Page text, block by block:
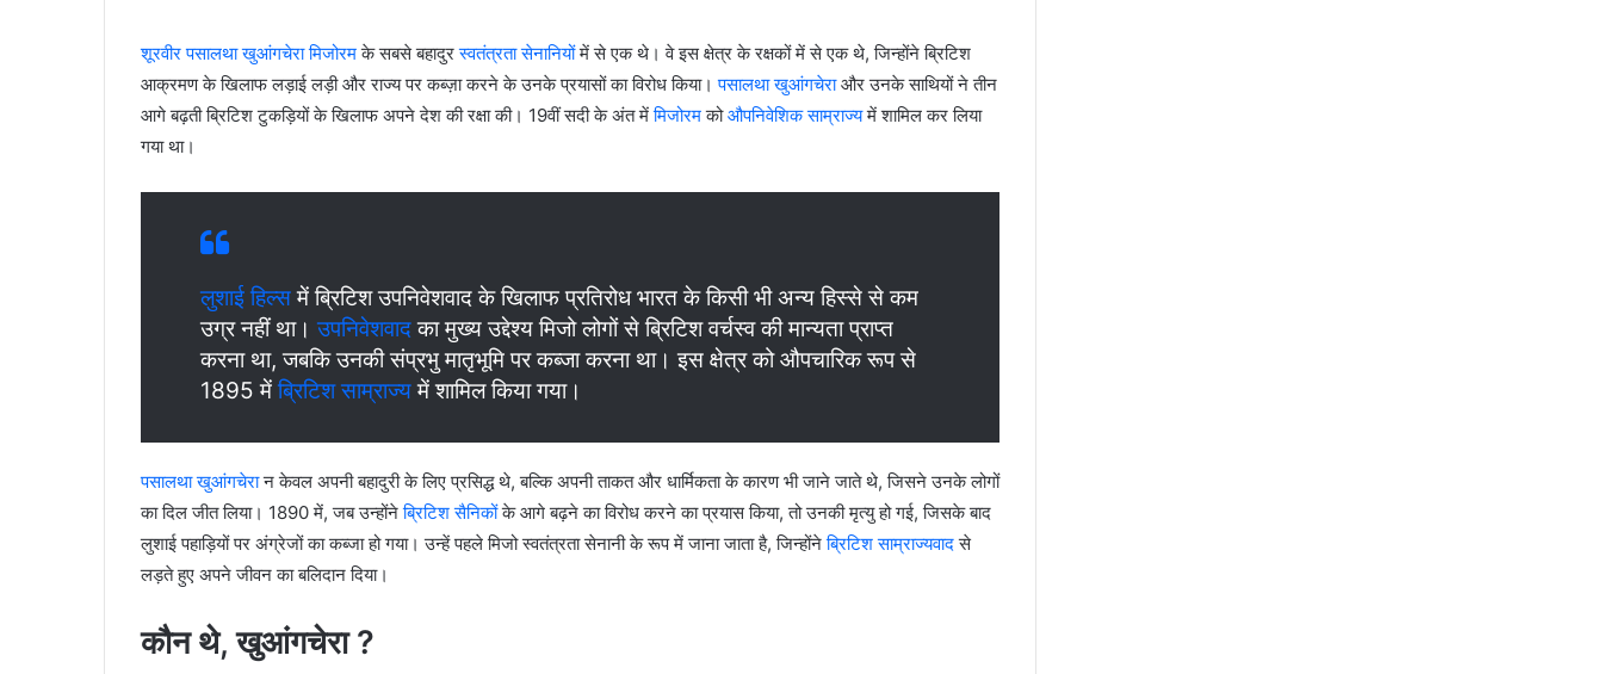
शूरवीर पसालथा खुआंगचेरा मिजोरमके सबसे बहादुरस्वतंत्रता सेनानियोंमें से एक थे। वे इस क्षेत्र के रक्षकों में से एक थे, जिन्होंने ब्रिटिश
आक्रमण के खिलाफ लड़ाई लड़ी और राज्य पर कब्ज़ा करने के उनके प्रयासों का विरोध किया।पसालथा खुआंगचेराऔर उनके साथियों ने तीन
आगे बढ़ती ब्रिटिश टुकड़ियों के खिलाफ अपने देश की रक्षा की। 19वीं सदी के अंत मेंमिजोरमकोऔपनिवेशिक साम्राज्यमें शामिल कर लिया
गया था।
लुशाई हिल्समें ब्रिटिश उपनिवेशवाद के खिलाफ प्रतिरोध भारत के किसी भी अन्य हिस्से से कम
उग्र नहीं था।उपनिवेशवादका मुख्य उद्देश्य मिजो लोगों से ब्रिटिश वर्चस्व की मान्यता प्राप्त
करना था, जबकि उनकी संप्रभु मातृभूमि पर कब्जा करना था। इस क्षेत्र को औपचारिक रूप से
1895 मेंब्रिटिश साम्राज्यमें शामिल किया गया।
पसालथा खुआंगचेरान केवल अपनी बहादुरी के लिए प्रसिद्ध थे, बल्कि अपनी ताकत और धार्मिकता के कारण भी जाने जाते थे, जिसने उनके लोगों
का दिल जीत लिया। 1890 में, जब उन्होंनेब्रिटिश सैनिकोंके आगे बढ़ने का विरोध करने का प्रयास किया, तो उनकी मृत्यु हो गई, जिसके बाद
लुशाई पहाड़ियों पर अंग्रेजों का कब्जा हो गया। उन्हें पहले मिजो स्वतंत्रता सेनानी के रूप में जाना जाता है, जिन्होंनेब्रिटिश साम्राज्यवादसे
लड़ते हुए अपने जीवन का बलिदान दिया।
कौन थे, खुआंगचेरा ?